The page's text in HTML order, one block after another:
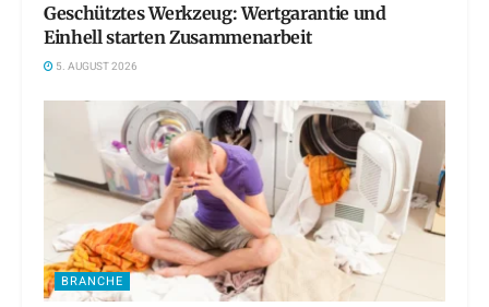
Geschütztes Werkzeug: Wertgarantie und
Einhell starten Zusammenarbeit
5. AUGUST 2026
BRANCHE